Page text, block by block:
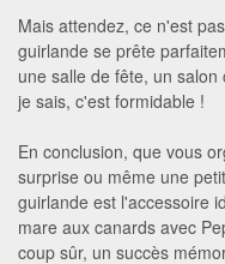
Mais attendez, ce n'est
guirlande se prête
une salle de fête, un
je sais, c'est formidable !
En conclusion, que vous
surprise ou même une
guirlande est l'accessoire
mare aux canards avec
coup sûr, un succès